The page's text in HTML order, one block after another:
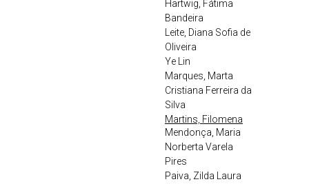
Hartwig, Fátima
Bandeira
Leite, Diana Sofia de
Oliveira
Ye Lin
Marques, Marta
Cristiana Ferreira da
Silva
Martins, Filomena
Mendonça, Maria
Norberta Varela
Pires
Paiva, Zilda Laura